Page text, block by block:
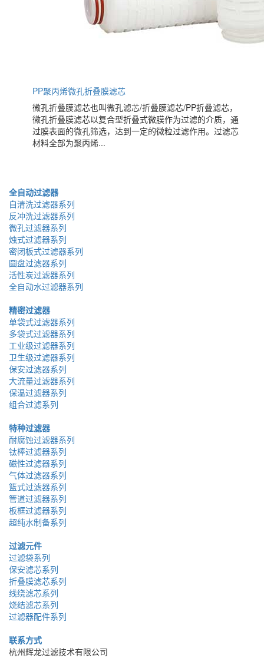
PP聚丙烯微孔折叠膜滤芯
微孔折叠膜滤芯也叫微孔滤芯/折叠膜滤芯/PP折叠滤芯，
微孔折叠膜滤芯以复合型折叠式微膜作为过滤的介质，通
过膜表面的微孔筛选，达到一定的微粒过滤作用。过滤芯
材料全部为聚丙烯...
全自动过滤器
自清洗过滤器系列
反冲洗过滤器系列
微孔过滤器系列
烛式过滤器系列
密闭板式过滤器系列
圆盘过滤器系列
活性炭过滤器系列
全自动水过滤器系列
精密过滤器
单袋式过滤器系列
多袋式过滤器系列
工业级过滤器系列
卫生级过滤器系列
保安过滤器系列
大流量过滤器系列
保温过滤器系列
组合过滤系列
特种过滤器
耐腐蚀过滤器系列
钛棒过滤器系列
磁性过滤器系列
气体过滤器系列
篮式过滤器系列
管道过滤器系列
板框过滤器系列
超纯水制备系列
过滤元件
过滤袋系列
保安滤芯系列
折叠膜滤芯系列
线绕滤芯系列
烧结滤芯系列
过滤器配件系列
联系方式
杭州辉龙过滤技术有限公司